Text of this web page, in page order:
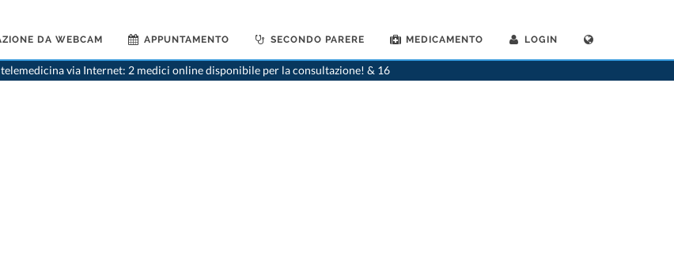
DA WEBCAM APPUNTAMENTO SECONDO PARERE MEDICAMENTO LOGIN
via Internet: 2 medici online disponibile per la consultazione! & 16
>Psichiatra>St. Gallen>Dr. Veronika Breitler-Voigt>Practica di Dr. Veronika Breitler-Voigt